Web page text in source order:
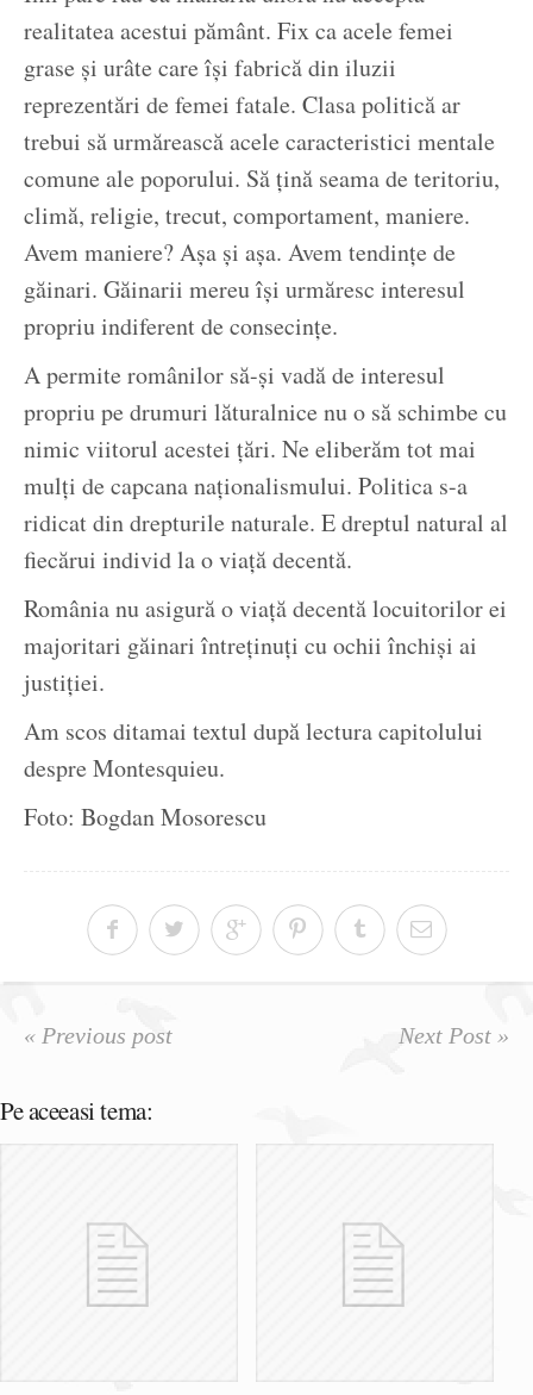
realitatea acestui pământ. Fix ca acele femei
grase și urâte care își fabrică din iluzii
reprezentări de femei fatale. Clasa politică ar
trebui să urmărească acele caracteristici mentale
comune ale poporului. Să țină seama de teritoriu,
climă, religie, trecut, comportament, maniere.
Avem maniere? Așa și așa. Avem tendințe de
găinari. Găinarii mereu își urmăresc interesul
propriu indiferent de consecințe.
A permite românilor să-și vadă de interesul
propriu pe drumuri lăturalnice nu o să schimbe cu
nimic viitorul acestei țări. Ne eliberăm tot mai
mulți de capcana naționalismului. Politica s-a
ridicat din drepturile naturale. E dreptul natural al
fiecărui individ la o viață decentă.
România nu asigură o viață decentă locuitorilor ei
majoritari găinari întreținuți cu ochii închiși ai
justiției.
Am scos ditamai textul după lectura capitolului
despre Montesquieu.
Foto: Bogdan Mosorescu
« Previous post Next Post »
Pe aceeasi tema: